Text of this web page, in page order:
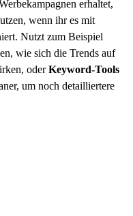
erhaltet,
wenn ihr es mit
Nutzt zum Beispiel
wie sich die Trends auf
oderKeyword-Tools
um noch detailliertere